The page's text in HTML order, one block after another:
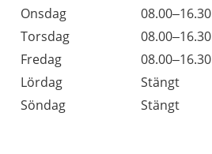
Onsdag
08.00–16.30
Torsdag
08.00–16.30
Fredag
08.00–16.30
Lördag
Stängt
Söndag
Stängt